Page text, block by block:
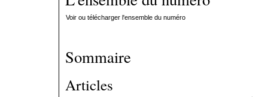
Voir ou télécharger l'ensemble du numéro
Sommaire
Articles